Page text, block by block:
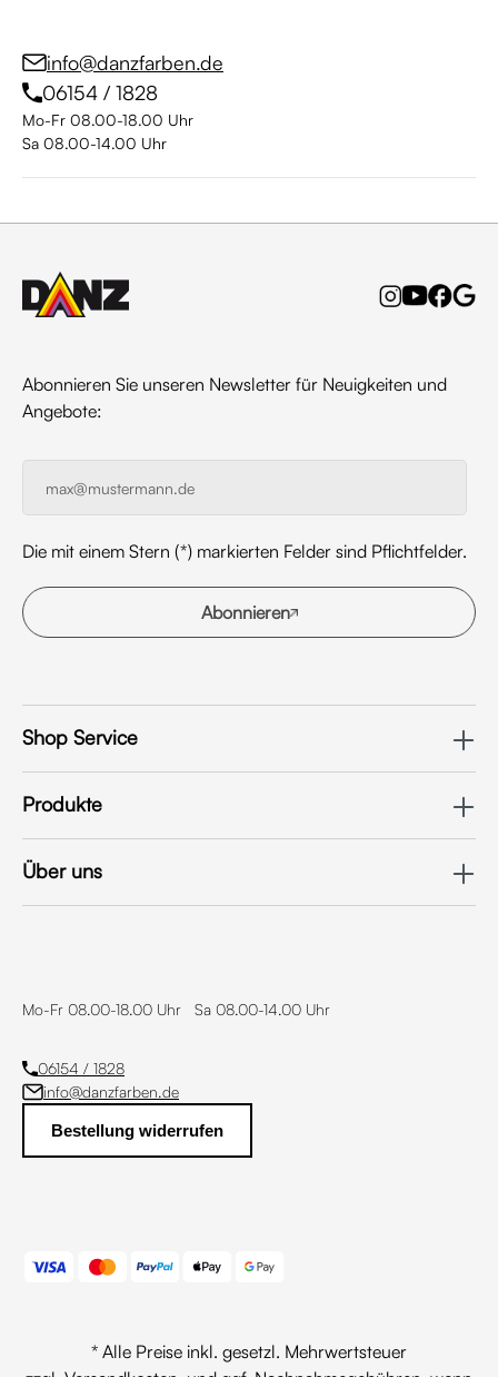
info@danzfarben.de
06154 / 1828
Mo-Fr 08.00-18.00 Uhr
Sa 08.00-14.00 Uhr
Mo-Fr 08.00-18.00 Uhr Sa 08.00-14.00 Uhr
06154 / 1828
info@danzfarben.de
Bestellung widerrufen
Shop Service
Produkte
Über uns
Abonnieren Sie unseren Newsletter für Neuigkeiten und
Angebote:
Die mit einem Stern (*) markierten Felder sind Pflichtfelder.
Abonnieren
* Alle Preise inkl. gesetzl. Mehrwertsteuer